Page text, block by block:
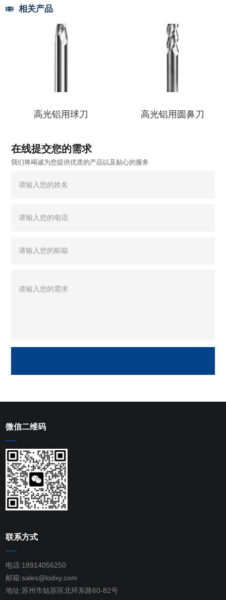
相关产品
高光铝用球刀 高光铝
在线提交您的需求
我们将竭诚为您提供优质的产品以及贴心的服务
微信二维码
联系方式
电话:18914056250
邮箱:sales@lodxy.com
地址:苏州市姑苏区北环东路60-82号